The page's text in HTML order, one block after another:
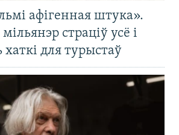
афігенная штука».
страціў усё і
хаткі для турыстаў